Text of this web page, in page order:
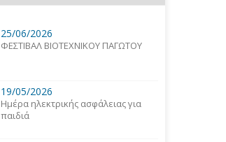
25/06/2026
ΦΕΣΤΙΒΑΛ ΒΙΟΤΕΧΝΙΚΟΥ ΠΑΓΩΤΟΥ
19/05/2026
Ημέρα ηλεκτρικής ασφάλειας για
παιδιά